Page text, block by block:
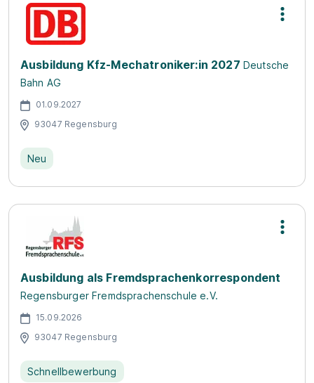
Ausbildung Kfz-Mechatroniker:in 2027 Deutsche
Bahn AG
01.09.2027
93047 Regensburg
Neu
Ausbildung als Fremdsprachenkorrespondent
Regensburger Fremdsprachenschule e.V.
15.09.2026
93047 Regensburg
Schnellbewerbung